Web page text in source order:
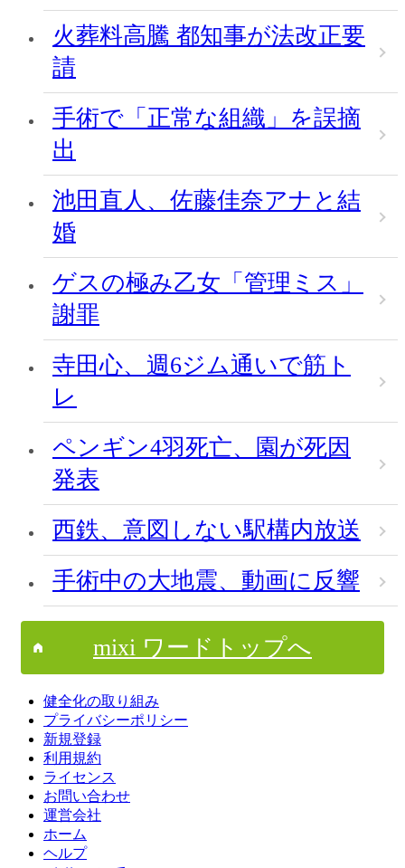
火葬料高騰 都知事が法改正要
請
手術で「正常な組織」を誤摘
出
池田直人、佐藤佳奈アナと結
婚
ゲスの極み乙女「管理ミス」
謝罪
寺田心、週6ジム通いで筋ト
レ
ペンギン4羽死亡、園が死因
発表
西鉄、意図しない駅構内放送
手術中の大地震、動画に反響
mixi ワードトップへ
健全化の取り組み
プライバシーポリシー
新規登録
利用規約
ライセンス
お問い合わせ
運営会社
ホーム
ヘルプ